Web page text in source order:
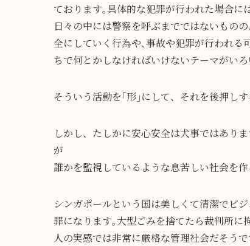
ております｡具体的な犯罪が行われた場合に
日々の中には警察を呼ぶまでではないもの
全にしていく行為や､事故や犯罪が行われる
ちで何とかしなければいけないテーマがい
そういう活動を｢形｣にして、それを後押し
しかし、たしかに安心安全は犬事ではあり
が
誰かを監視しているような息苦しい社会を
シンガポールという国は美しくて清潔でビ
罪になります｡大型ごみを捨てたら裁判所に
人の実感では非常に厳格な管理社会だそうで